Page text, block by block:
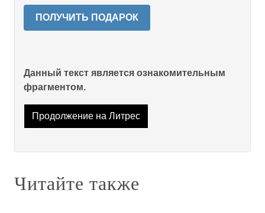
ПОЛУЧИТЬ ПОДАРОК
Данный текст является ознакомительным
фрагментом.
Продолжение на Литрес
Читайте также